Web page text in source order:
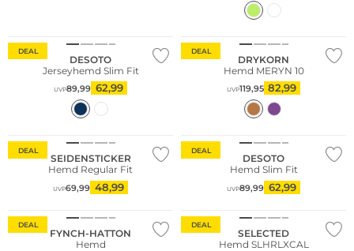
DEAL
DESOTO
Jerseyhemd Slim Fit
UVP89,99 62,99
DEAL
DRYKORN
Hemd MERYN 10
UVP119,95 82,99
DEAL
SEIDENSTICKER
Hemd Regular Fit
UVP69,99 48,99
DEAL
DESOTO
Hemd Slim Fit
UVP89,99 62,99
DEAL
FYNCH-HATTON
Hemd
DEAL
SELECTED
Hemd SLHRLXCAL